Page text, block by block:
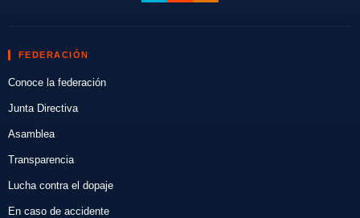
FEDERACIÓN
Conoce la federación
Junta Directiva
Asamblea
Transparencia
Lucha contra el dopaje
En caso de accidente